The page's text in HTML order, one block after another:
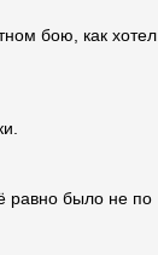
бою, как хотел
равно было не по